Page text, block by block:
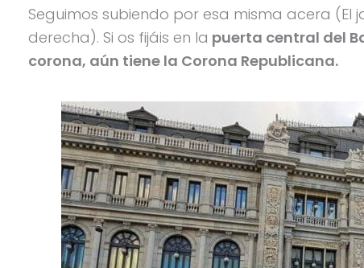
Seguimos subiendo por esa misma acera
derecha). Si os fijáis en la puerta central del
corona, aún tiene la Corona Republicana.